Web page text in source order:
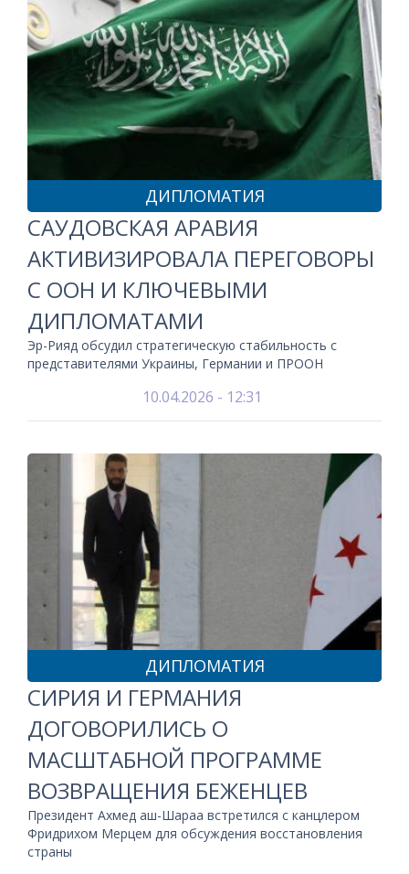
ДИПЛОМАТИЯ
САУДОВСКАЯ АРАВИЯ
АКТИВИЗИРОВАЛА ПЕРЕГОВОРЫ
С ООН И КЛЮЧЕВЫМИ
ДИПЛОМАТАМИ
Эр-Рияд обсудил стратегическую стабильность с
представителями Украины, Германии и ПРООН
10.04.2026 - 12:31
ДИПЛОМАТИЯ
СИРИЯ И ГЕРМАНИЯ
ДОГОВОРИЛИСЬ О
МАСШТАБНОЙ ПРОГРАММЕ
ВОЗВРАЩЕНИЯ БЕЖЕНЦЕВ
Президент Ахмед аш-Шараа встретился с канцлером
Фридрихом Мерцем для обсуждения восстановления
страны